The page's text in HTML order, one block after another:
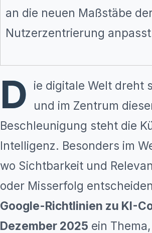
an die neuen Maßstäbe
Nutzerzentrierung
D ie digitale Welt dreht
und im Zentrum
Beschleunigung steht die
Intelligenz. Besonders im
wo Sichtbarkeit und
oder Misserfolg
Google-Richtlinien zu KI-
Dezember 2025 ein